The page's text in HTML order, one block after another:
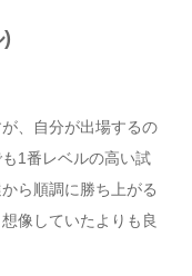
、自分が出場するの
1番レベルの高い試
ら順調に勝ち上がる
像していたよりも良